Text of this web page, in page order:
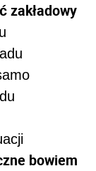
zakładowy
bowiem